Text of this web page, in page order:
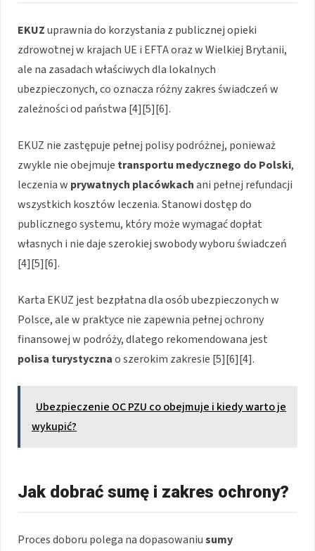
EKUZuprawnia do korzystania z publicznej opieki
zdrowotnej w krajach UE i EFTA oraz w Wielkiej Brytanii,
ale na zasadach właściwych dla lokalnych
ubezpieczonych, co oznacza różny zakres świadczeń w
zależności od państwa [4][5][6].
EKUZ nie zastępuje pełnej polisy podróżnej, ponieważ
zwykle nie obejmuje transportu medycznego do Polski,
leczenia w prywatnych placówkachani pełnej refundacji
wszystkich kosztów leczenia. Stanowi dostęp do
publicznego systemu, który może wymagać dopłat
własnych i nie daje szerokiej swobody wyboru świadczeń
[4][5][6].
Karta EKUZ jest bezpłatna dla osób ubezpieczonych w
Polsce, ale w praktyce nie zapewnia pełnej ochrony
finansowej w podróży, dlatego rekomendowana jest
polisa turystycznao szerokim zakresie [5][6][4].
Ubezpieczenie OC PZU co obejmuje i kiedy warto je
wykupić?
Jak dobrać sumę i zakres ochrony?
Proces doboru polega na dopasowaniusumy